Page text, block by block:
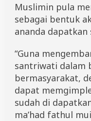
Muslimin pula
sebagai bentuk
ananda
“Guna
santriwati dalam
bermasyarakat,
dapat
sudah di
ma’had fathul